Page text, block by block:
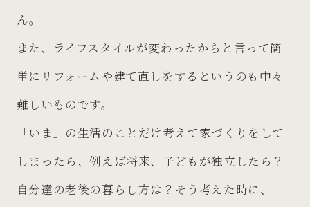
ん。
また、ライフスタイルが変わったからと言って簡
単にリフォームや建て直しをするというのも中々
難しいものです。
「いま」の生活のことだけ考えて家づくりをして
しまったら、例えば将来、子どもが独立したら？
自分達の老後の暮らし方は？そう考えた時に、